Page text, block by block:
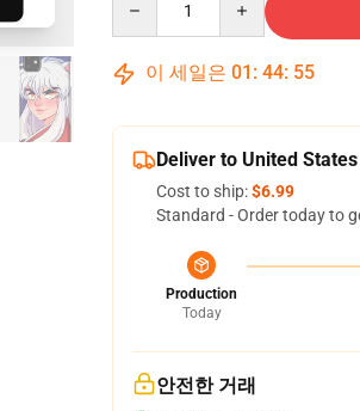
이 세일은 01 : 44: 54
Deliver to United States
Cost to ship:$6.99
Standard - Order today to
Production
Today
안전한 거래